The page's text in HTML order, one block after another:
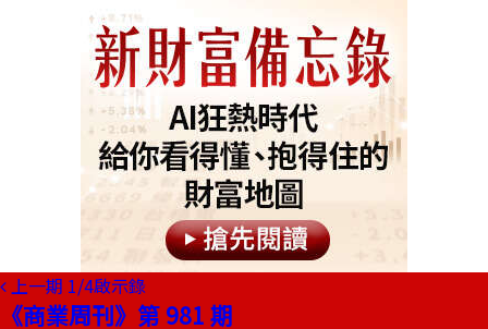
上一期 1/4啟示錄
《商業周刊》第 981 期